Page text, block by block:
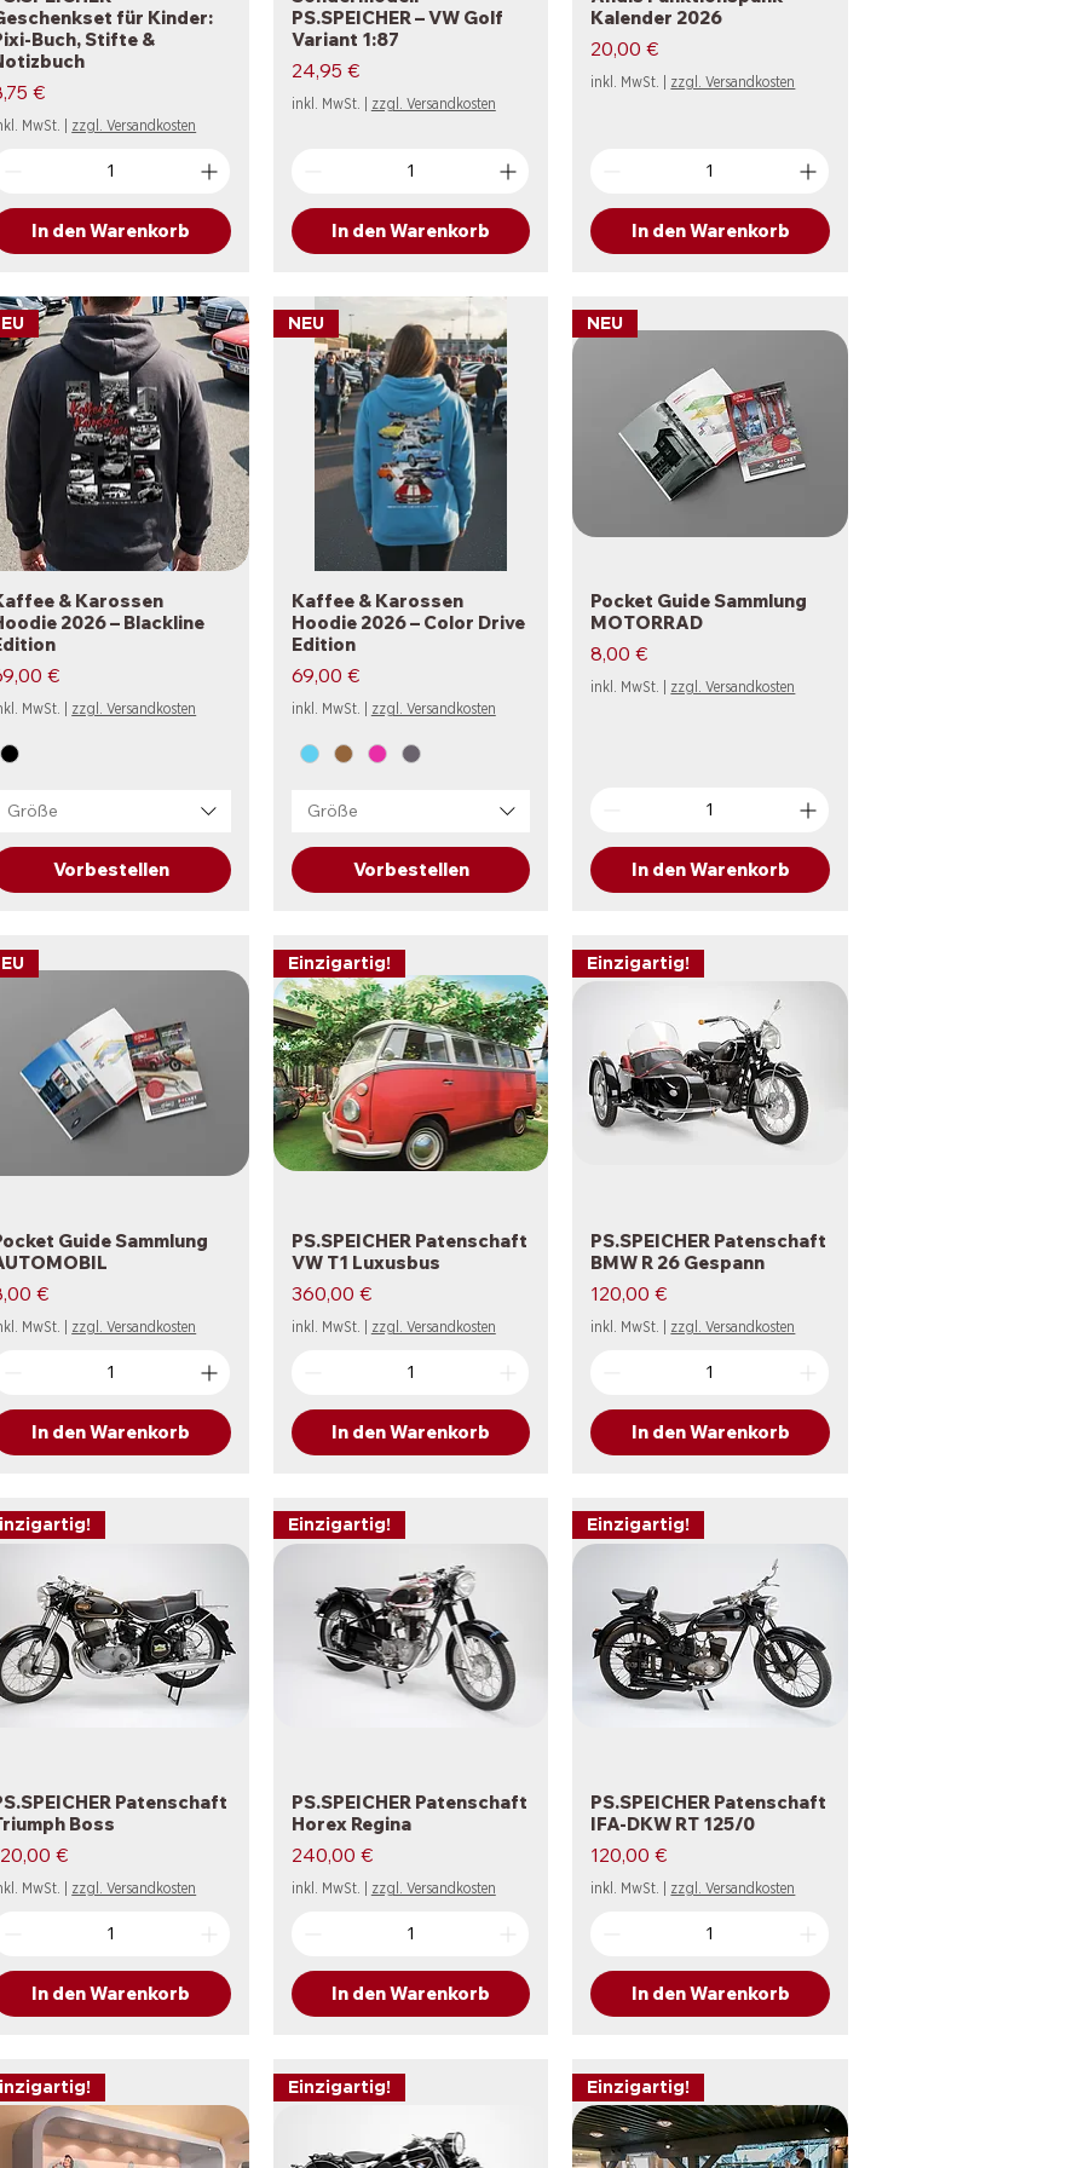
für Kinder:
Buch, Stifte &
€
MwSt. | zzgl. Versandkosten
In den Warenkorb
PS.SPEICHER – VW Golf
Variant 1:87
Preis
24,95 €
inkl. MwSt. | zzgl. Versandkosten
In den Warenkorb
Kalender 2026
Preis
20,00 €
inkl. MwSt. | zzgl. Versandkosten
In den Warenkorb
Schnellansicht
& Karossen
2026 – Blackline
€
MwSt. zzgl. Versandkosten
Größe
Vorbestellen
Schnellansicht
NEU
Kaffee & Karossen
Hoodie 2026 – Color Drive
Edition
Preis
69,00 €
inkl. MwSt. zzgl. Versandkosten
Größe
Vorbestellen
Schnellansicht
NEU
Pocket Guide Sammlung
MOTORRAD
Preis
8,00 €
inkl. MwSt. zzgl. Versandkosten
In den Warenkorb
Schnellansicht
Guide Sammlung
€
MwSt. zzgl. Versandkosten
In den Warenkorb
Schnellansicht
Einzigartig!
PS.SPEICHER Patenschaft
VW T1 Luxusbus
Preis
360,00 €
inkl. MwSt. zzgl. Versandkosten
In den Warenkorb
Schnellansicht
Einzigartig!
PS.SPEICHER Patenschaft
BMW R 26 Gespann
Preis
120,00 €
inkl. MwSt. zzgl. Versandkosten
In den Warenkorb
SchnellansichtPatenschaft
Boss
€
MwSt. zzgl. Versandkosten
In den Warenkorb
Schnellansicht
Einzigartig!
PS.SPEICHER Patenschaft
Horex Regina
Preis
240,00 €
inkl. MwSt. zzgl. Versandkosten
In den Warenkorb
Schnellansicht
Einzigartig!
PS.SPEICHER Patenschaft
IFA-DKW RT 125/0
Preis
120,00 €
inkl. MwSt. zzgl. Versandkosten
In den Warenkorb
Einzigartig! Einzigartig!